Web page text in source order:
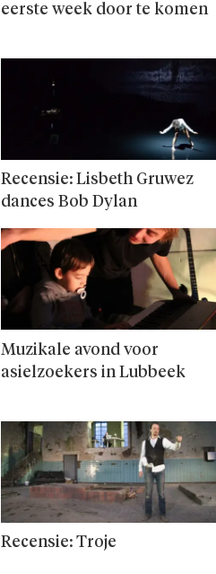
eerste week door te komen
Recensie: Lisbeth Gruwez
dances Bob Dylan
Muzikale avond voor
asielzoekers in Lubbeek
Recensie: Troje